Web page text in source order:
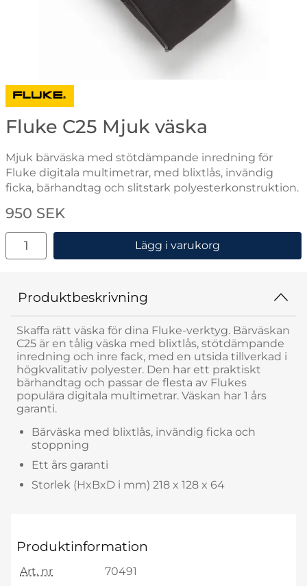
Gå till varumärkessidan för Fluke
Fluke C25 Mjuk väska
Mjuk bärväska med stötdämpande inredning för
Fluke digitala multimetrar, med blixtlås, invändig
ficka, bärhandtag och slitstark polyesterkonstruktion.
Handla denna produkt Fluke C25 Mjuk väska
pris
950 SEK
antal
Lägg i varukorg
Produktbeskrivning
Skaffa rätt väska för dina Fluke-verktyg. Bärväskan
C25 är en tålig väska med blixtlås, stötdämpande
inredning och inre fack, med en utsida tillverkad i
högkvalitativ polyester. Den har ett praktiskt
bärhandtag och passar de flesta av Flukes
populära digitala multimetrar. Väskan har 1 års
garanti.
Bärväska med blixtlås, invändig ficka och
stoppning
Ett års garanti
Storlek (HxBxD i mm) 218 x 128 x 64
Produktinformation
Art. nr 70491